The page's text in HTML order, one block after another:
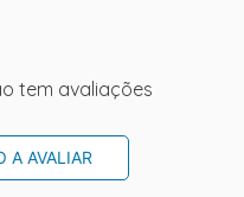
tem avaliações
A AVALIAR